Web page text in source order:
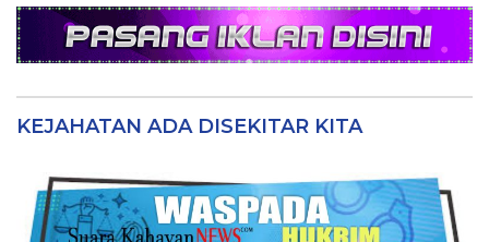
KEJAHATAN ADA DISEKITAR KITA